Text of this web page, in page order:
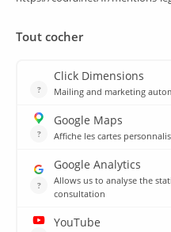
Formations
plan du site
Ressources
Médiathèque
CSIRT
Agences
Agences